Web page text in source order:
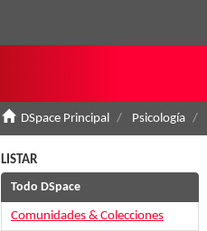
DSpace Principal Psicología
LISTAR
Todo DSpace
Comunidades & Colecciones